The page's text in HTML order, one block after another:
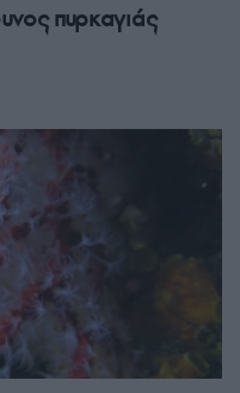
πυρκαγιάς